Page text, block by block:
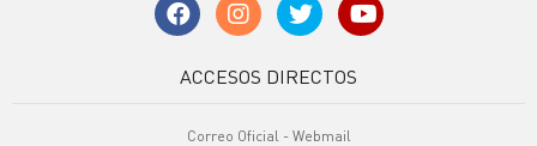
ACCESOS DIRECTOS
Correo Oficial - Webmail